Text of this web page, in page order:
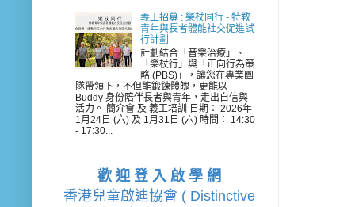
義工招募 : 樂杖同行 - 特教
青年與長者體能社交促進試
行計劃
計劃結合「音樂治療」、
「樂杖行」與「正向行為策
略 (PBS)」，讓您在專業團
隊帶領下，不但能鍛鍊體魄，更能以
Buddy 身份陪伴長者與青年，走出自信與
活力。 簡介會 及 義工培訓 日期： 2026年
1月24日 (六) 及 1月31日 (六) 時間： 14:30
- 17:30...
歡 迎 登 入 啟 學 網
香港兒童啟迪協會 ( Distinctive